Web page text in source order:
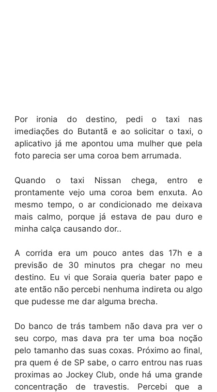
Por ironia do destino, pedi o taxi nas
imediações do Butantã e ao solicitar o taxi, o
aplicativo já me apontou uma mulher que pela
foto parecia ser uma coroa bem arrumada.
Quando o taxi Nissan chega, entro e
prontamente vejo uma coroa bem enxuta. Ao
mesmo tempo, o ar condicionado me deixava
mais calmo, porque já estava de pau duro e
minha calça causando dor..
A corrida era um pouco antes das 17h e a
previsão de 30 minutos pra chegar no meu
destino. Eu vi que Soraia queria bater papo e
ate então não percebi nenhuma indireta ou algo
que pudesse me dar alguma brecha.
Do banco de trás tambem não dava pra ver o
seu corpo, mas dava pra ter uma boa noção
pelo tamanho das suas coxas. Próximo ao final,
pra quem é de SP sabe, o carro entrou nas ruas
proximas ao Jockey Club, onde há uma grande
concentração de travestis. Percebi que a